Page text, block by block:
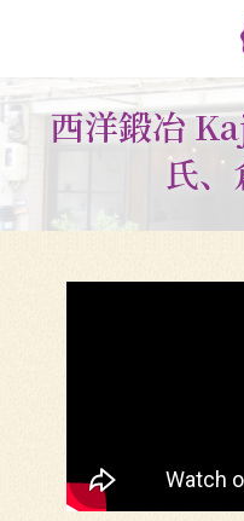
ツ
へ
ス
シ
ョ
ン
西洋鍛冶
氏、